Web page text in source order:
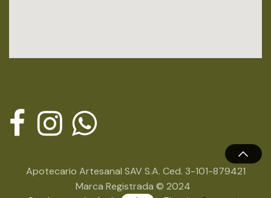
Apotecario Artesanal SAV S.A. Ced. 3-101-879421
Marca Registrada © 2024